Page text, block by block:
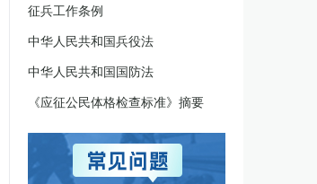
征兵工作条例
中华人民共和国兵役法
中华人民共和国国防法
《应征公民体格检查标准》摘要